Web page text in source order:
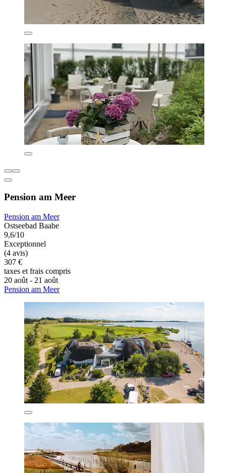
Pension am Meer
Pension am Meer
Ostseebad Baabe
9,6/10
Exceptionnel
(4 avis)
307 €
taxes et frais compris
20 août - 21 août
Pension am Meer